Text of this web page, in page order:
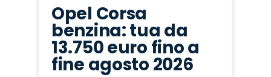
Opel Corsa
benzina: tua da
13.750 euro fino a
fine agosto 2026